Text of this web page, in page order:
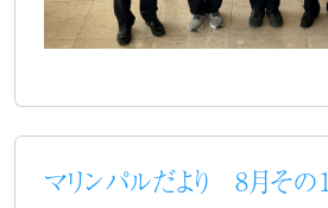
マリンパルだより 8月その